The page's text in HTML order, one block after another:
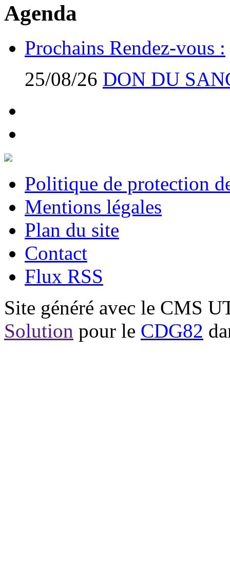
Agenda
Prochains Rendez-vous :
25/08/26 DON DU
Politique de protection
Mentions légales
Plan du site
Contact
Flux RSS
Site généré avec le CMS
Solution pour le CDG82